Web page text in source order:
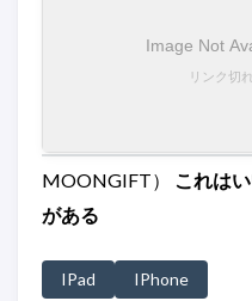
MOONGIFT） これは
がある
IPad IPhone